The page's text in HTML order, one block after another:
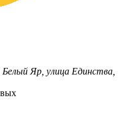
Белый Яр, улица Единства,